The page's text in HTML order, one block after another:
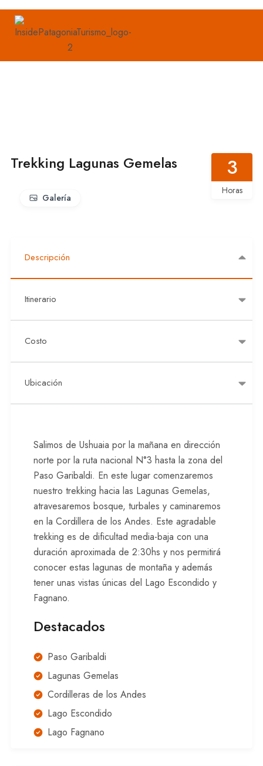
Trekking Lagunas Gemelas 3
Horas
Galería
Descripción
Itinerario
Costo
Ubicación
Salimos de Ushuaia por la mañana en dirección
norte por la ruta nacional N°3 hasta la zona del
Paso Garibaldi. En este lugar comenzaremos
nuestro trekking hacia las Lagunas Gemelas,
atravesaremos bosque, turbales y caminaremos
en la Cordillera de los Andes. Este agradable
trekking es de dificultad media-baja con una
duración aproximada de 2:30hs y nos permitirá
conocer estas lagunas de montaña y además
tener unas vistas únicas del Lago Escondido y
Fagnano.
Destacados
Paso Garibaldi
Lagunas Gemelas
Cordilleras de los Andes
Lago Escondido
Lago Fagnano